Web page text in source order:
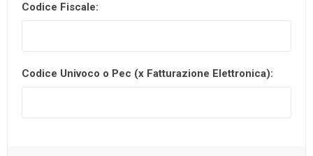
Codice Fiscale:
Codice Univoco o Pec (x Fatturazione Elettronica):